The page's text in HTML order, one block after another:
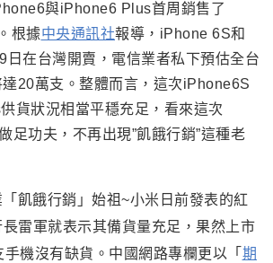
與iPhone6 Plus首周銷售了
根據中央通訊社報導， iPhone 6S和
在台灣開賣，電信業者私下預估全台
20萬支。整體而言，這次iPhone6S
貨狀況相當平穩充足，看來這次
足功夫，不再出現”飢餓行銷”這種老
飢餓行銷」始祖~小米日前發表的紅
雷軍就表示其備貨量充足，果然上市
機沒有缺貨。中國網路專欄更以 「 期